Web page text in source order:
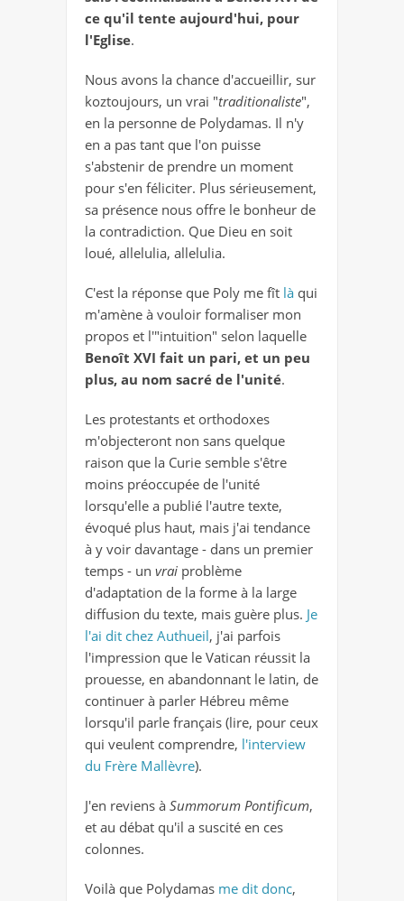
ce qu'il tente aujourd'hui, pour
l'Eglise.
Nous avons la chance d'accueillir, sur
koztoujours, un vrai "traditionaliste",
en la personne de Polydamas. Il n'y
en a pas tant que l'on puisse
s'abstenir de prendre un moment
pour s'en féliciter. Plus sérieusement,
sa présence nous offre le bonheur de
la contradiction. Que Dieu en soit
loué, allelulia, allelulia.
C'est la réponse que Poly me fît là qui
m'amène à vouloir formaliser mon
propos et l'"intuition" selon laquelle
Benoît XVI fait un pari, et un peu
plus, au nom sacré de l'unité.
Les protestants et orthodoxes
m'objecteront non sans quelque
raison que la Curie semble s'être
moins préoccupée de l'unité
lorsqu'elle a publié l'autre texte,
évoqué plus haut, mais j'ai tendance
à y voir davantage - dans un premier
temps - un vrai problème
d'adaptation de la forme à la large
diffusion du texte, mais guère plus. Je
l'ai dit chez Authueil, j'ai parfois
l'impression que le Vatican réussit la
prouesse, en abandonnant le latin, de
continuer à parler Hébreu même
lorsqu'il parle français (lire, pour ceux
qui veulent comprendre, l'interview
du Frère Mallèvre).
J'en reviens à Summorum Pontificum,
et au débat qu'il a suscité en ces
colonnes.
Voilà que Polydamas me dit donc,